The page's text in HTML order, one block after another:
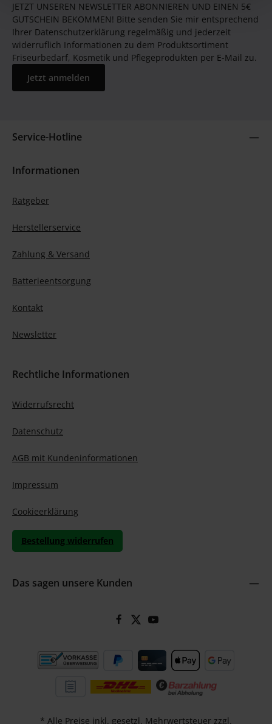
JETZT UNSEREN NEWSLETTER ABONNIEREN UND EINEN 5€
GUTSCHEIN BEKOMMEN! Bitte senden Sie mir entsprechend
Ihrer Datenschutzerklärung regelmäßig und jederzeit
widerruflich Informationen zu dem Produktsortiment
Friseurbedarf, Kosmetik und Pflegeprodukten per E-Mail zu.
Jetzt anmelden
Service-Hotline
Informationen
Ratgeber
Herstellerservice
Zahlung & Versand
Batterieentsorgung
Kontakt
Newsletter
Rechtliche Informationen
Widerrufsrecht
Datenschutz
AGB mit Kundeninformationen
Impressum
Cookieerklärung
Bestellung widerrufen
Das sagen unsere Kunden
* Alle Preise inkl. gesetzl. Mehrwertsteuer zzgl.